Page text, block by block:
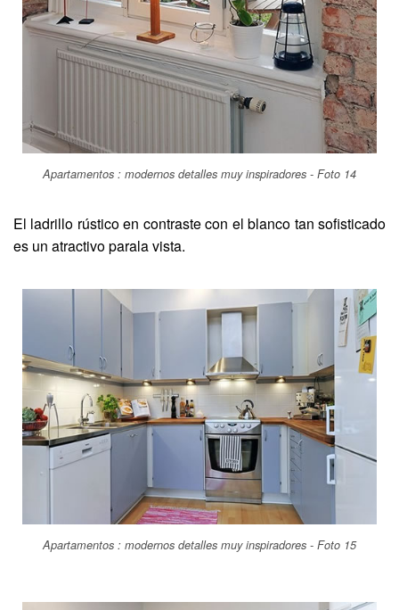
Apartamentos : modernos detalles muy inspiradores - Foto 14
El ladrillo rústico en contraste con el blanco tan sofisticado
es un atractivo parala vista.
Apartamentos : modernos detalles muy inspiradores - Foto 15